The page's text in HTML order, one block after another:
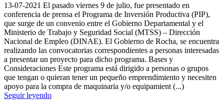
13-07-2021 El pasado viernes 9 de julio, fue presentado en
conferencia de prensa el Programa de Inversión Productiva (PIP),
que surge de un convenio entre el Gobierno Departamental y el
Ministerio de Trabajo y Seguridad Social (MTSS) – Dirección
Nacional de Empleo (DINAE). El Gobierno de Rocha, se encuentra
realizando las convocatorias correspondientes a personas interesadas
a presentar un proyecto para dicho programa. Bases y
Consideraciones Este programa está dirigido a personas o grupos
que tengan o quieran tener un pequeño emprendimiento y necesiten
apoyo para la compra de maquinaria y/o equipamient (...)
Seguir leyendo